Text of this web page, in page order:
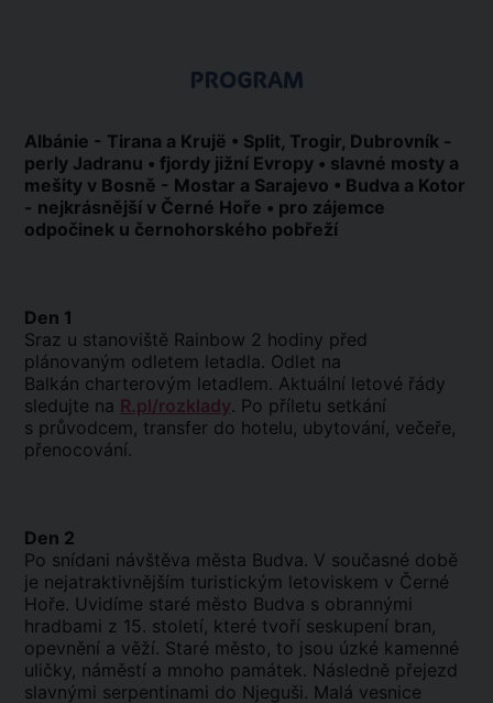
PROGRAM
Albánie - Tirana a Krujë • Split, Trogir, Dubrovník -
perly Jadranu • fjordy jižní Evropy • slavné mosty a
mešity v Bosně - Mostar a Sarajevo • Budva a Kotor
- nejkrásnější v Černé Hoře • pro zájemce
odpočinek u černohorského pobřeží
Den 1
Sraz u stanoviště Rainbow 2 hodiny před
plánovaným odletem letadla. Odlet na
Balkán charterovým letadlem. Aktuální letové řády
sledujte na R.pl/rozklady. Po příletu setkání
s průvodcem, transfer do hotelu, ubytování, večeře,
přenocování.
Den 2
Po snídani návštěva města Budva. V současné době
je nejatraktivnějším turistickým letoviskem v Černé
Hoře. Uvidíme staré město Budva s obrannými
hradbami z 15. století, které tvoří seskupení bran,
opevnění a věží. Staré město, to jsou úzké kamenné
uličky, náměstí a mnoho památek. Následně přejezd
slavnými serpentinami do Njeguši. Malá vesnice